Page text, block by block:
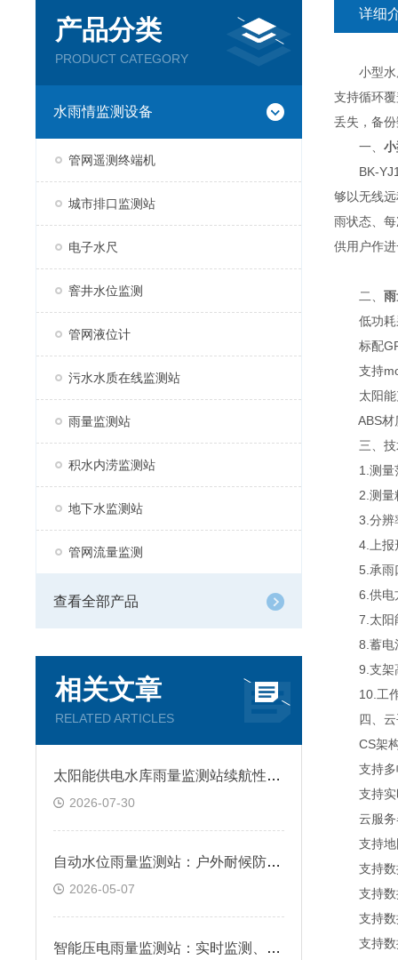
产品分类
PRODUCT CATEGORY
水雨情监测设备
管网遥测终端机
城市排口监测站
电子水尺
窨井水位监测
管网液位计
污水水质在线监测站
雨量监测站
积水内涝监测站
地下水监测站
管网流量监测
查看全部产品
相关文章
RELATED ARTICLES
太阳能供电水库雨量监测站续航性能分析
2026-07-30
自动水位雨量监测站：户外耐候防护设计，复杂环境长效适配
2026-05-07
智能压电雨量监测站：实时监测、数据稳定，适用于各类复杂环境
详细
小型水库
支持循环
丢失，备
一、
BK-
够以无线
雨状态、
供用户作
二、
低功耗
标配
支持
太阳能
ABS材质
三、技
1.测量范
2.测量
3.分辨
4.上报
5.承雨
6.供电
7.太阳
8.蓄电
9.支架
10.工作
四、云
CS架构
支持多
支持实
云服务器
支持地
支持数
支持数
支持数据
支持数